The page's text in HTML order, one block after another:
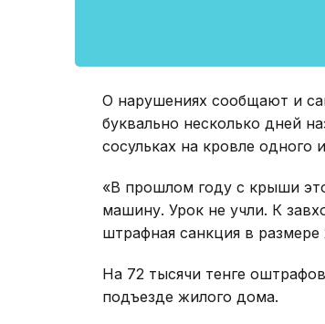
О нарушениях сообщают и
буквально несколько дней
сосульках на кровле одного
«В прошлом году с крыши
машину. Урок не учли. К
штрафная санкция в
На 72 тысячи тенге
подъезде жилого дома.